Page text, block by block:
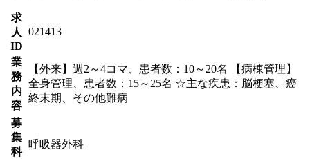
求
人
ID
021413
業
務
内
容
【外来】週2～4コマ、患者数：10～20名 【病棟管理】
全身管理、患者数：15～25名 ☆主な疾患：脳梗塞、癌
終末期、その他難病
募
集
科
呼吸器外科